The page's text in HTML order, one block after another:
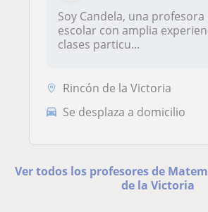
Soy Candela, una
escolar con amplia
clases particu...
Rincón de la Victoria
Se desplaza a domicilio
Ver todos los profesores de
de la Victoria